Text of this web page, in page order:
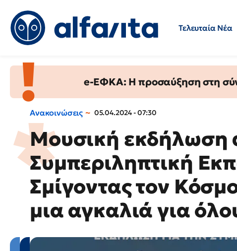
Τελευταία Νέα
e-ΕΦΚΑ: Η προσαύξηση στη
Ανακοινώσεις 05.04.2024 - 07:30
Μουσική εκδήλωση
Συμπεριληπτική
Σμίγοντας τον
μια αγκαλιά για